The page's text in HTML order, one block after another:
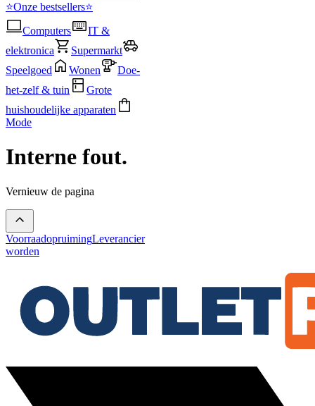
⭐Onze bestsellers⭐
Computers
IT &
elektronica
Supermarkt
Speelgoed
Wonen
Doe-
het-zelf & tuin
Grote
huishoudelijke apparaten
Mode
Interne fout.
Vernieuw de pagina
VoorraadopruimingLeverancier
worden